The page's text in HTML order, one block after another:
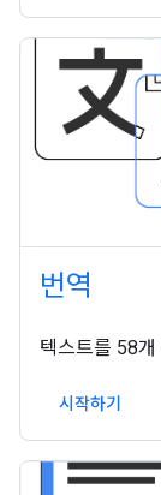
번역
텍스트를 58
시작하기